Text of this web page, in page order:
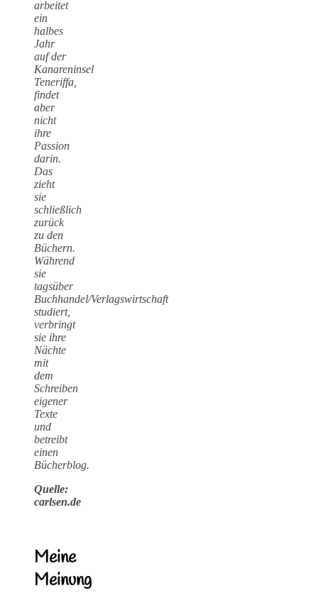
arbeitet
ein
halbes
Jahr
auf der
Kanareninsel
Teneriffa,
findet
aber
nicht
ihre
Passion
darin.
Das
zieht
sie
schließlich
zurück
zu den
Büchern.
Während
sie
tagsüber
Buchhandel/Verlagswirtschaft
studiert,
verbringt
sie ihre
Nächte
mit
dem
Schreiben
eigener
Texte
und
betreibt
einen
Bücherblog.
Quelle:
carlsen.de
Meine
Meinung